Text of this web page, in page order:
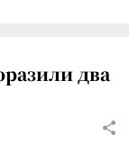
два